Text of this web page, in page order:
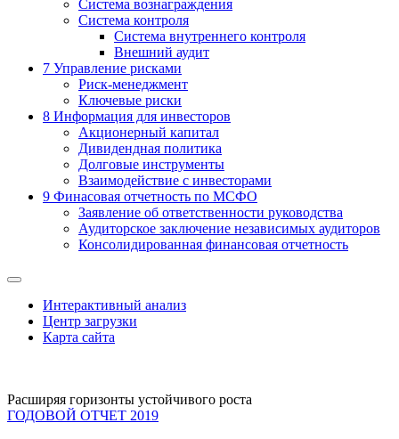
Система вознаграждения
Система контроля
Система внутреннего контроля
Внешний аудит
7 Управление рисками
Риск-менеджмент
Ключевые риски
8 Информация для инвесторов
Акционерный капитал
Дивидендная политика
Долговые инструменты
Взаимодействие с инвеcторами
9 Финасовая отчетность по МСФО
Заявление об ответственности руководства
Аудиторское заключение независимых аудиторов
Консолидированная финансовая отчетность
Интерактивный анализ
Центр загрузки
Карта сайта
Расширяя горизонты устойчивого роста
ГОДОВОЙ ОТЧЕТ 2019